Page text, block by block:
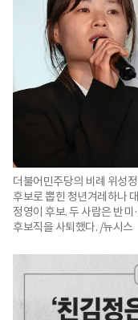
더불어민주당의 비례 위성
후보로 뽑힌 청년겨레하나
정영이 후보. 두 사람은 반
후보직을 사퇴했다. /뉴시스